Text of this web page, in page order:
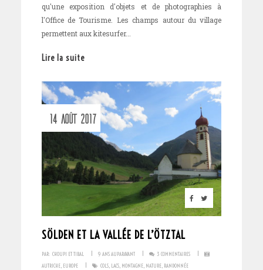
qu'une exposition d'objets et de photographies à
l'Office de Tourisme. Les champs autour du village
permettent aux kitesurfer...
Lire la suite
14 AOÛT 2017
SÖLDEN ET LA VALLÉE DE L’ÖTZTAL
PAR: CHOUPI ET TIBAL 9 ANS AUPARAVANT 3 COMMENTAIRES
AUTRICHE, EUROPE COLS, LACS, MONTAGNE, NATURE, RANDONNÉE